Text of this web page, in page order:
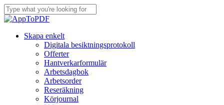
Skip
to
main
content
Close
Menu
Skapa enkelt
Digitala besiktningsprotokoll
Offerter
Hantverkarformulär
Arbetsdagbok
Arbetsorder
Reseräkning
Körjournal